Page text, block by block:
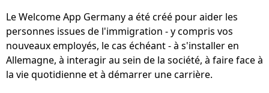
Le Welcome App Germany a été créé pour aider les
personnes issues de l'immigration - y compris vos
nouveaux employés, le cas échéant - à s'installer en
Allemagne, à interagir au sein de la société, à faire face à
la vie quotidienne et à démarrer une carrière.